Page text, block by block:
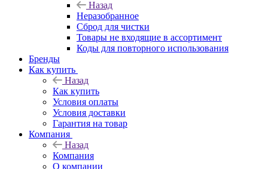
Назад
Неразобранное
Сброд для чистки
Товары не входящие в ассортимент
Коды для повторного использования
Бренды
Как купить
Назад
Как купить
Условия оплаты
Условия доставки
Гарантия на товар
Компания
Назад
Компания
О компании